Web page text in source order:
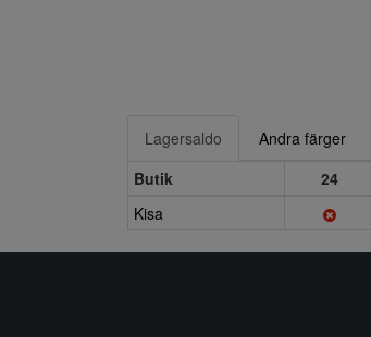
Lagersaldo
Andra färger
Butik
24
Kisa